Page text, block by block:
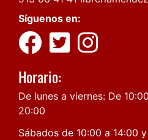
Síguenos en:
Horario:
De lunes a viernes: De
20:00
Sábados de 10:00 a 14:00